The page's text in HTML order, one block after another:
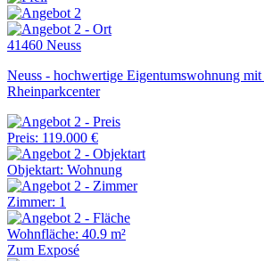
41460 Neuss
Neuss - hochwertige Eigentumswohnung
Rheinparkcenter
Preis: 119.000 €
Objektart: Wohnung
Zimmer: 1
Wohnfläche: 40.9 m²
Zum Exposé